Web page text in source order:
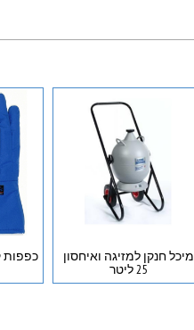
מיכל חנקן למזיגה ואיחסון
25 ליטר
כפפות